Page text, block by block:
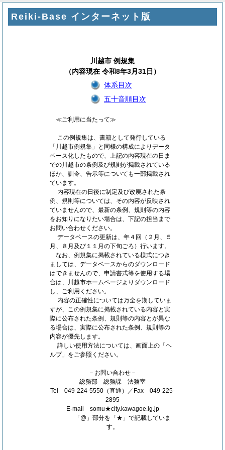
Reiki-Base インターネット版
川越市 例規集
（内容現在 令和8年3月31日）
体系目次
五十音順目次
≪ご利用に当たって≫
この例規集は、書籍として発行している
「川越市例規集」と同様の構成によりデータ
ベース化したもので、上記の内容現在の日ま
での川越市の条例及び規則が掲載されている
ほか、訓令、告示等についても一部掲載され
ています。
内容現在の日後に制定及び改廃された条
例、規則等については、その内容が反映され
ていませんので、最新の条例、規則等の内容
をお知りになりたい場合は、下記の担当まで
お問い合わせください。
データベースの更新は、年４回（２月、５
月、８月及び１１月の下旬ごろ）行います。
なお、例規集に掲載されている様式につき
ましては、データベースからのダウンロード
はできませんので、申請書式等を使用する場
合は、川越市ホームページよりダウンロード
し、ご利用ください。
内容の正確性については万全を期していま
すが、この例規集に掲載されている内容と実
際に公布された条例、規則等の内容とが異な
る場合は、実際に公布された条例、規則等の
内容が優先します。
詳しい使用方法については、画面上の「ヘ
ルプ」をご参照ください。
－お問い合わせ－
総務部 総務課 法務室
Tel 049-224-5550（直通）／Fax 049-225-
2895
E-mail somu★city.kawagoe.lg.jp
「@」部分を「★」で記載していま
す。